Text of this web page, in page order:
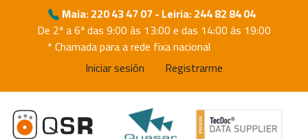
Maia: 220 43 47 07 - Leiria: 244 82 84 04
De 2ª a 6ª das 9:00 às 13:00 e das 14:00 às 19:00
* Chamada para a rede fixa nacional
Iniciar sesión
Registrarme